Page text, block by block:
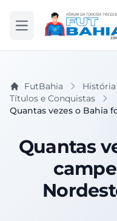
Abrir menu
FutBahia
Títulos e Conquistas
Quantas vezes o Bahia
Quantas